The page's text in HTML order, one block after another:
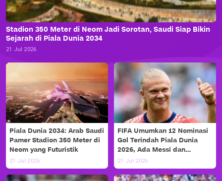
Stadion 350 Meter di Neom Jadi Sorotan, Saudi Siap Bikin
Sejarah di Piala Dunia 2034
21 Jul 2026
Piala Dunia 2034: Arab Saudi
Pamer Stadion 350 Meter di
Neom yang Futuristik
21 Jul 2026
FIFA Umumkan 12 Nominasi
Gol Terindah Piala Dunia
2026, Ada Messi dan
Haaland!
21 Jul 2026